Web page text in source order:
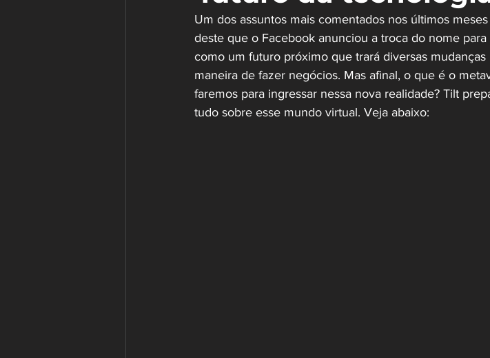
Um dos assuntos mais comentados nos últimos
deste que o Facebook anunciou a troca do nome
como um futuro próximo que trará diversas
maneira de fazer negócios. Mas afinal, o que é o
faremos para ingressar nessa nova realidade? Tilt
tudo sobre esse mundo virtual. Veja abaixo: